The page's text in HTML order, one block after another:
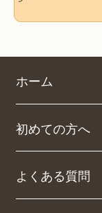
ホーム
初めての方へ
よくある質問